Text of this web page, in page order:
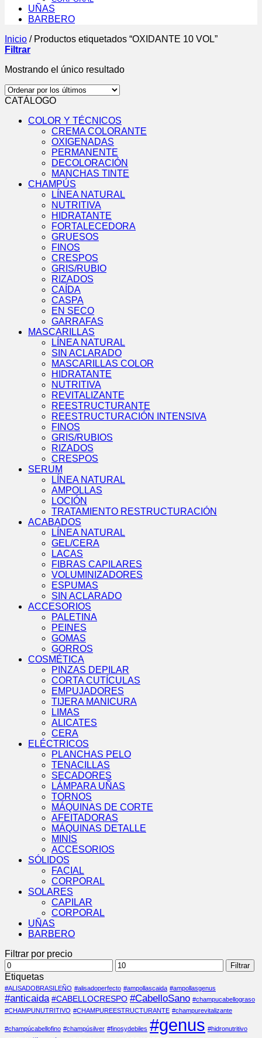
UÑAS
BARBERO
Inicio /Productos etiquetados “OXIDANTE 10 VOL”
Filtrar
Mostrando el único resultado
CATÁLOGO
COLOR Y TÉCNICOS
CREMA COLORANTE
OXIGENADAS
PERMANENTE
DECOLORACIÓN
MANCHAS TINTE
CHAMPÚS
LÍNEA NATURAL
NUTRITIVA
HIDRATANTE
FORTALECEDORA
GRUESOS
FINOS
CRESPOS
GRIS/RUBIO
RIZADOS
CAÍDA
CASPA
EN SECO
GARRAFAS
MASCARILLAS
LÍNEA NATURAL
SIN ACLARADO
MASCARILLAS COLOR
HIDRATANTE
NUTRITIVA
REVITALIZANTE
REESTRUCTURANTE
REESTRUCTURACIÓN INTENSIVA
FINOS
GRIS/RUBIOS
RIZADOS
CRESPOS
SERUM
LÍNEA NATURAL
AMPOLLAS
LOCIÓN
TRATAMIENTO RESTRUCTURACIÓN
ACABADOS
LÍNEA NATURAL
GEL/CERA
LACAS
FIBRAS CAPILARES
VOLUMINIZADORES
ESPUMAS
SIN ACLARADO
ACCESORIOS
PALETINA
PEINES
GOMAS
GORROS
COSMÉTICA
PINZAS DEPILAR
CORTA CUTÍCULAS
EMPUJADORES
TIJERA MANICURA
LIMAS
ALICATES
CERA
ELÉCTRICOS
PLANCHAS PELO
TENACILLAS
SECADORES
LÁMPARA UÑAS
TORNOS
MÁQUINAS DE CORTE
AFEITADORAS
MÁQUINAS DETALLE
MINIS
ACCESORIOS
SÓLIDOS
FACIAL
CORPORAL
SOLARES
CAPILAR
CORPORAL
UÑAS
BARBERO
Filtrar por precio
Precio
mínimo
Precio
máximo
Filtrar
Etiquetas
#ALISADOBRASILEÑO #alisadoperfecto #ampollascaida #ampollasgenus
#anticaida #CABELLOCRESPO #CabelloSano #champucabellograso
#CHAMPUNUTRITIVO #CHAMPUREESTRUCTURANTE #champurevitalizante
#champúcabellofino #champúsilver #finosydebiles #genus #hidronutritivo